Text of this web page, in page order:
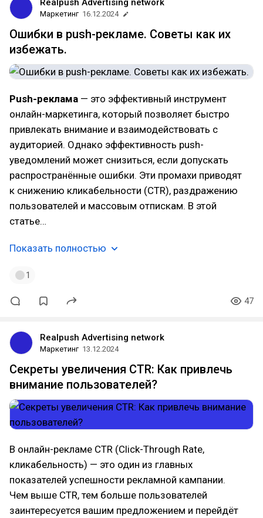
Realpush Advertising network
Маркетинг 16.12.2024
Ошибки в push-рекламе. Советы как их
избежать.
Push-реклама — это эффективный инструмент
онлайн-маркетинга, который позволяет быстро
привлекать внимание и взаимодействовать с
аудиторией. Однако эффективность push-
уведомлений может снизиться, если допускать
распространённые ошибки. Эти промахи приводят
к снижению кликабельности (CTR), раздражению
пользователей и массовым отпискам. В этой
статье…
Показать полностью
1
47
Realpush Advertising network
Маркетинг 13.12.2024
Секреты увеличения CTR: Как привлечь
внимание пользователей?
В онлайн-рекламе CTR (Click-Through Rate,
кликабельность) — это один из главных
показателей успешности рекламной кампании.
Чем выше CTR, тем больше пользователей
заинтересуется вашим предложением и перейдёт